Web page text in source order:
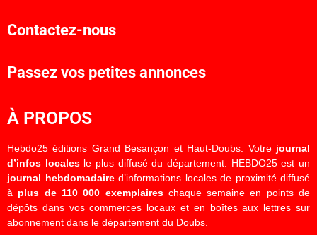
Contactez-nous
Passez vos petites annonces
À PROPOS
Hebdo25 éditions Grand Besançon et Haut-Doubs. Votre journal
d’infos localesle plus diffusé du département. HEBDO25 est un
journal hebdomadaired’informations locales de proximité diffusé
à plus de 110 000 exemplaireschaque semaine en points de
dépôts dans vos commerces locaux et en boîtes aux lettres sur
abonnement dans le département du Doubs.